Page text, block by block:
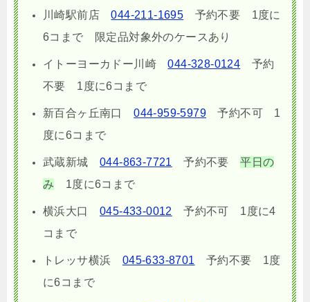
川崎駅前店044-211-1695 予約不要 1度に
6コまで 限定品対象外のケースあり
イトーヨーカドー川崎044-328-0124 予約
不要 1度に6コまで
新百合ヶ丘南口044-959-5979 予約不可 1
度に6コまで
武蔵新城 044-863-7721 予約不要平日の
み 1度に6コまで
横浜大口 045-433-0012
予約不可 1度に4
コまで
トレッサ横浜 045-633-8701 予約不要 1度
に6コまで